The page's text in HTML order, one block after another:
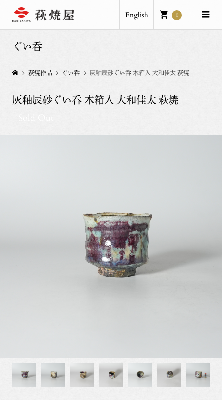
English 0
ぐい呑
萩焼作品 ぐい呑 灰釉辰砂ぐい呑 木箱入 大和佳太 萩焼
灰釉辰砂ぐい呑 木箱入 大和佳太 萩焼